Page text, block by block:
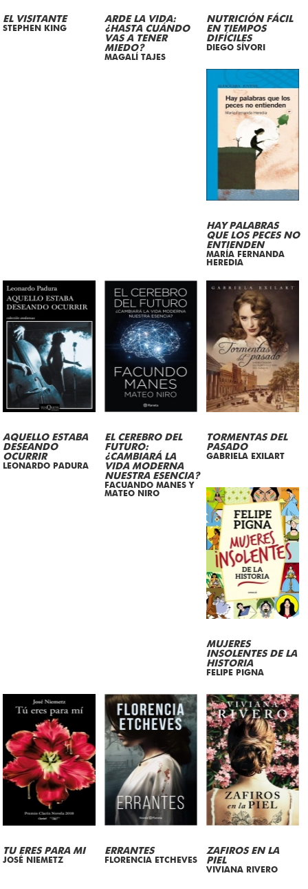
EL VISITANTE
STEPHEN KING
ARDE LA VIDA:
¿HASTA CUÁNDO
VAS A TENER
MIEDO?
MAGALÍ TAJES
NUTRICIÓN FÁCIL
EN TIEMPOS
DIFÍCILES
DIEGO SÍVORI
HAY PALABRAS
QUE LOS PECES NO
ENTIENDEN
MARÍA FERNANDA
HEREDIA
AQUELLO ESTABA
DESEANDO
OCURRIR
LEONARDO PADURA
EL CEREBRO DEL
FUTURO:
¿CAMBIARÁ LA
VIDA MODERNA
NUESTRA ESENCIA?
FACUANDO MANES Y
MATEO NIRO
TORMENTAS DEL
PASADO
GABRIELA EXILART
MUJERES
INSOLENTES DE LA
HISTORIA
FELIPE PIGNA
TU ERES PARA MI
JOSÉ NIEMETZ
ERRANTES
FLORENCIA ETCHEVES
ZAFIROS EN LA
PIEL
VIVIANA RIVERO